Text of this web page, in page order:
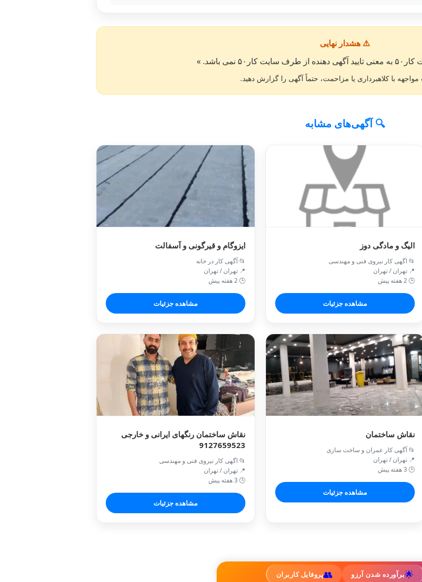
🌟برآورده شدن آرزو 👥پروفایل کاربران
⚠️ هشدار نهایی
نمی باشد. »
با کلاهبرداری یا مزاحمت، حتماً آگهی را گزارش دهید.
🔍 آگهی‌های مشابه
الیگ و مادگی دوز
📂 اگهی کار نیروی فنی و مهندسی
📍 تهران / تهران
🕒 2 هفته پیش
مشاهده جزئیات
ایزوگام و قیرگونی و آسفالت
📂 آگهی کار در خانه
📍 تهران / تهران
🕒 2 هفته پیش
مشاهده جزئیات
نقاش ساختمان
📂 آگهی کار عمران و ساخت سازی
📍 تهران / تهران
🕒 3 هفته پیش
مشاهده جزئیات
نقاش ساختمان رنگهای ایرانی و خارجی
9127659523
📂 اگهی کار نیروی فنی و مهندسی
📍 تهران / تهران
🕒 3 هفته پیش
مشاهده جزئیات